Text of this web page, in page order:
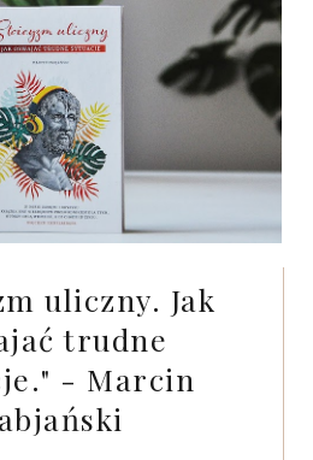
uliczny. Jak
trudne
- Marcin